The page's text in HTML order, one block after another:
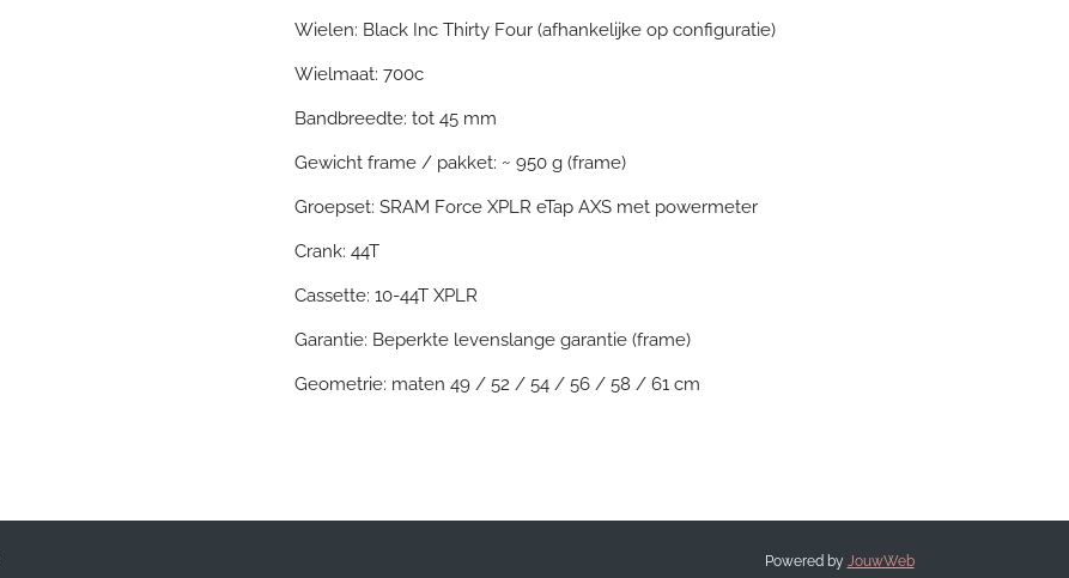
Wielen: Black Inc Thirty Four (afhankelijke op configuratie)
Wielmaat: 700c
Bandbreedte: tot 45 mm
Gewicht frame / pakket: ~ 950 g (frame)
Groepset: SRAM Force XPLR eTap AXS met powermeter
Crank: 44T
Cassette: 10-44T XPLR
Garantie: Beperkte levenslange garantie (frame)
Geometrie: maten 49 / 52 / 54 / 56 / 58 / 61 cm
Powered by JouwWeb